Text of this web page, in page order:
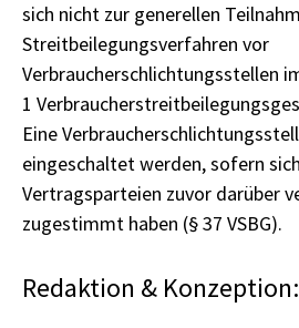
sich nicht zur generellen
Streitbeilegungsverfahren vor
Verbraucherschlichtungsstellen
1
Eine
eingeschaltet werden, sofern
Vertragsparteien zuvor darüber
zugestimmt haben (§ 37 VSBG).
Redaktion & Konzeption: